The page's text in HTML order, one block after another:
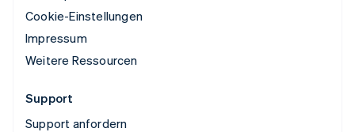
Cookie-Einstellungen
Impressum
Weitere Ressourcen
Support
Support anfordern